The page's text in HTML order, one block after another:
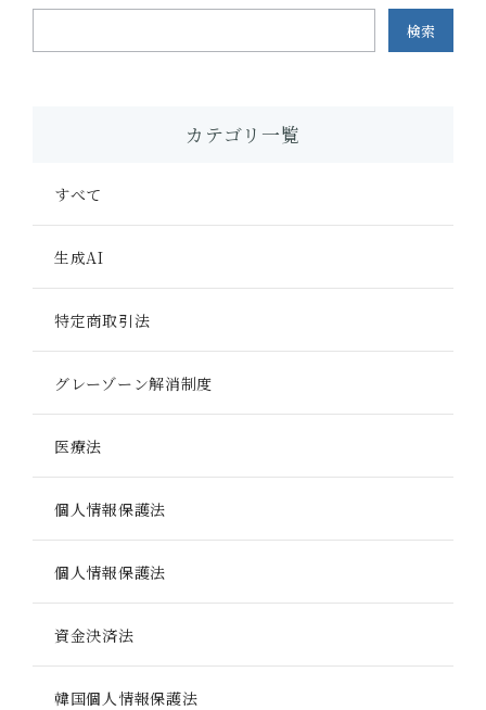
検索
カテゴリ一覧
すべて
生成AI
特定商取引法
グレーゾーン解消制度
医療法
個人情報保護法
個人情報保護法
資金決済法
韓国個人情報保護法